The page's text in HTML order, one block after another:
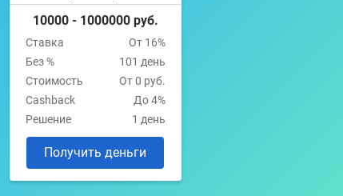
10000 - 1000000 руб.
Ставка
От 16%
Без %
101 день
Стоимость
От 0 руб.
Cashback
До 4%
Решение
1 день
Получить деньги